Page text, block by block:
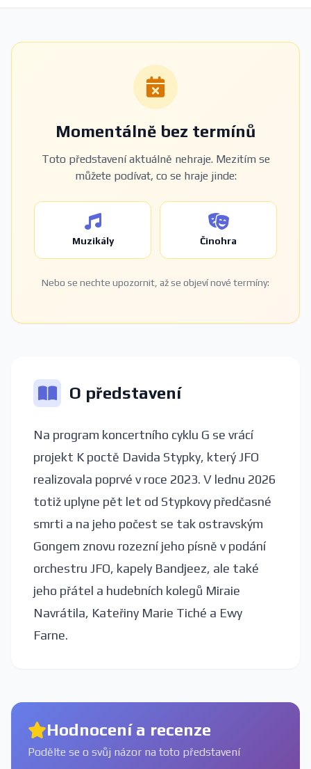
Momentálně bez termínů
Toto představení aktuálně nehraje. Mezitím se
můžete podívat, co se hraje jinde:
Muzikály Činohra
Nebo se nechte upozornit, až se objeví nové termíny:
O představení
Na program koncertního cyklu G se vrácí
projekt K poctě Davida Stypky, který JFO
realizovala poprvé v roce 2023. V lednu 2026
totiž uplyne pět let od Stypkovy předčasné
smrti a na jeho počest se tak ostravským
Gongem znovu rozezní jeho písně v podání
orchestru JFO, kapely Bandjeez, ale také
jeho přátel a hudebních kolegů Miraie
Navrátila, Kateřiny Marie Tiché a Ewy
Farne.
Hodnocení a recenze
Podělte se o svůj názor na toto představení